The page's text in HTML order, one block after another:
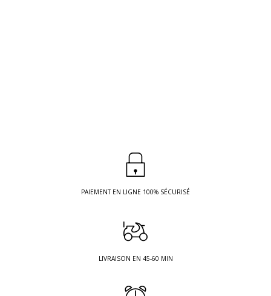
PAIEMENT EN LIGNE 100% SÉCURISÉ
LIVRAISON EN 45-60 MIN